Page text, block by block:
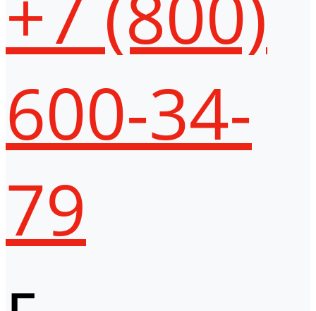
600-34-
79